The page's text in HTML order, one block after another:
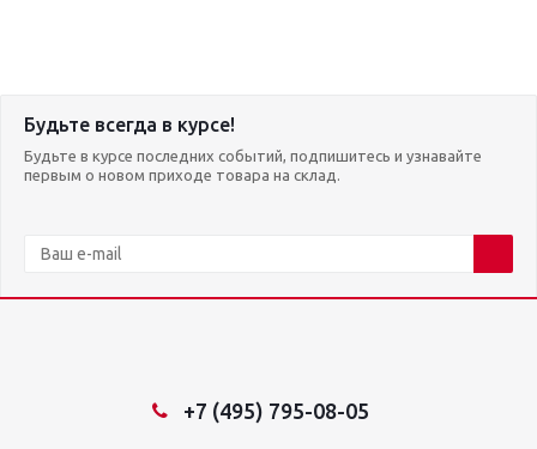
Будьте всегда в курсе!
Будьте в курсе последних событий, подпишитесь и узнавайте
первым о новом приходе товара на склад.
+7 (495) 795-08-05